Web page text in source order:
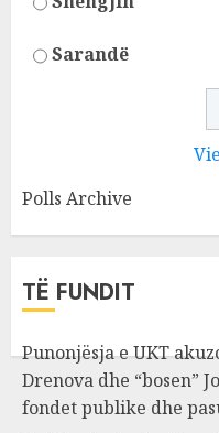
Sarandë
Polls Archive
TË FUNDIT
Punonjësja e UKT
Drenova dhe “bosen”
fondet publike dhe